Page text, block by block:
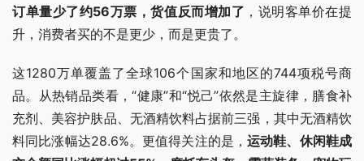
订单量少了约56万票，货值反而增加了 ，说明客单价在提
升，消费者买的不是更少，而是更贵了。
这1280万单覆盖了全球106个国家和地区的744项税号商
品。从热销品类看，“健康”和“悦己”依然是主旋律，膳食补
充剂、美容护肤品、无酒精饮料占据前三强，其中无酒精饮
料同比涨幅达28.6%。更值得关注的是，运动鞋、休闲鞋成